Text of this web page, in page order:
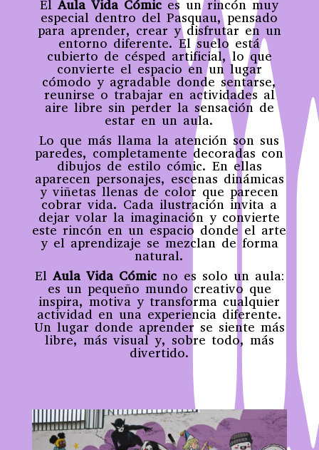
ElAula Vida Cómic es un rincón muy
especial dentro del Pasquau, pensado
para aprender, crear y disfrutar en un
entorno diferente. El suelo está
cubierto de césped artificial, lo que
convierte el espacio en un lugar
cómodo y agradable donde sentarse,
reunirse o trabajar en actividades al
aire libre sin perder la sensación de
estar en un aula.
Lo que más llama la atención son sus
paredes, completamente decoradas con
dibujos de estilo cómic. En ellas
aparecen personajes, escenas dinámicas
y viñetas llenas de color que parecen
cobrar vida. Cada ilustración invita a
dejar volar la imaginación y convierte
este rincón en un espacio donde el arte
y el aprendizaje se mezclan de forma
natural.
El Aula Vida Cómicno es solo un aula:
es un pequeño mundo creativo que
inspira, motiva y transforma cualquier
actividad en una experiencia diferente.
Un lugar donde aprender se siente más
libre, más visual y, sobre todo, más
divertido.